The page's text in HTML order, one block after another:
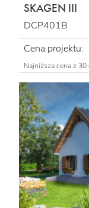
SKAGEN III
DCP401B
Cena projektu:
Najniższa cena z